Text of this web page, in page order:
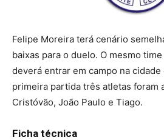
Felipe Moreira terá cenário
baixas para o duelo. O mesmo
deverá entrar em campo na cidade
primeira partida três atletas foram
Cristóvão, João Paulo e Tiago.
Ficha técnica